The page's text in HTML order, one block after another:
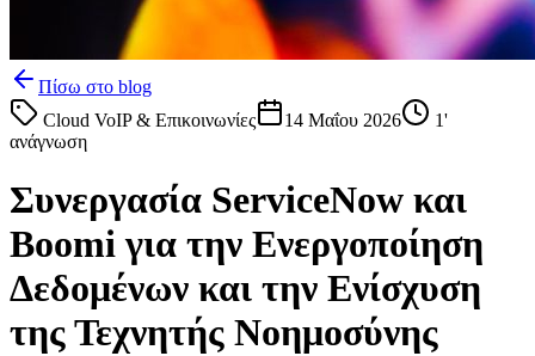
Πίσω στο blog
Cloud VoIP & Επικοινωνίες
14 Μαΐου 2026 1'
ανάγνωση
Συνεργασία ServiceNow και
Boomi για την Ενεργοποίηση
Δεδομένων και την Ενίσχυση
της Τεχνητής Νοημοσύνης